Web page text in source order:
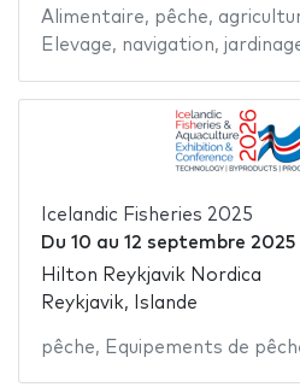
Alimentaire, pêche,
Elevage, navigation,
Icelandic Fisheries 2025
Du 10 au 12 septembre 2025
Hilton Reykjavik Nordica
Reykjavik, Islande
pêche, Equipements de